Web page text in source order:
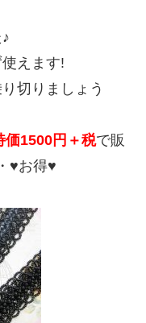
えます!
切りましょう
価1500円＋税で販
♥お得♥